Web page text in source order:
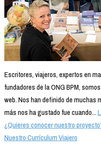
Escritores, viajeros, expertos en
fundadores de la ONG BPM,
web. Nos han definido de muchas
más nos ha gustado fue cuando...
¿Quieres conocer nuestro
Nuestro Currículum Viajero